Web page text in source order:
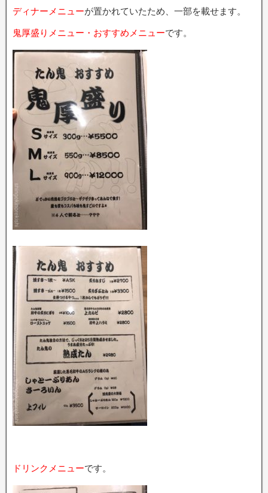
ディナーメニューが置かれていたため、一部を載せます。
鬼厚盛りメニュー・おすすめメニューです。
ドリンクメニューです。